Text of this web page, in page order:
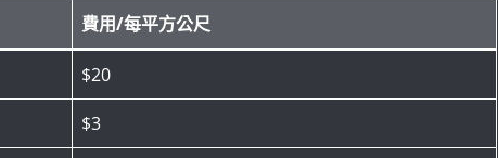
費用/每平方公尺
$20
$3